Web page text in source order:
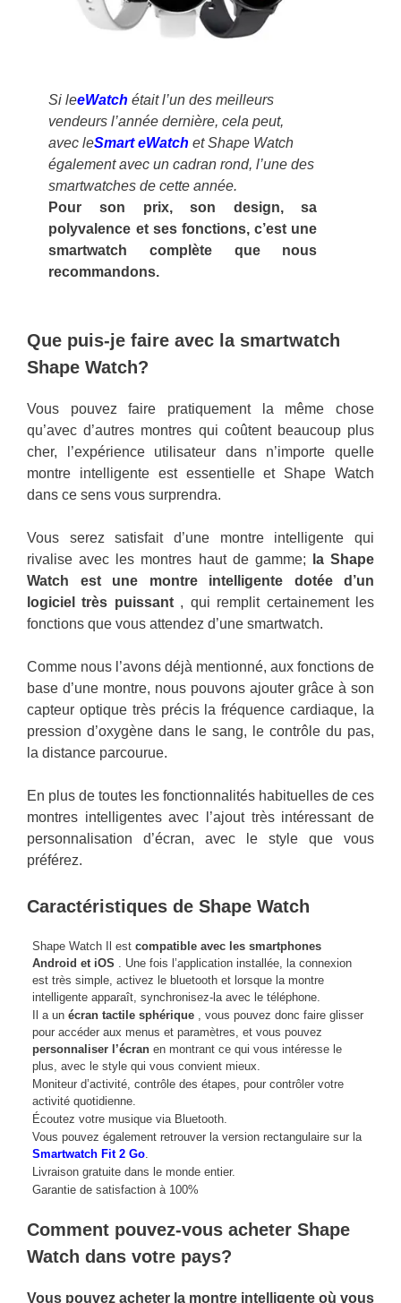
Si leeWatchétait l’un des meilleurs
vendeurs l’année dernière, cela peut,
avec leSmart eWatch et Shape Watch
également avec un cadran rond, l’une des
smartwatches de cette année.
Pour son prix, son design, sa
polyvalence et ses fonctions, c’est une
smartwatch complète que nous
recommandons.
Que puis-je faire avec la smartwatch
Shape Watch?
Vous pouvez faire pratiquement la même chose
qu’avec d’autres montres qui coûtent beaucoup plus
cher, l’expérience utilisateur dans n’importe quelle
montre intelligente est essentielle et Shape Watch
dans ce sens vous surprendra.
Vous serez satisfait d’une montre intelligente qui
rivalise avec les montres haut de gamme;
la Shape
Watch est une montre intelligente dotée d’un
logiciel très puissant , qui remplit certainement les
fonctions que vous attendez d’une smartwatch.
Comme nous l’avons déjà mentionné, aux fonctions de
base d’une montre, nous pouvons ajouter grâce à son
capteur optique très précis la fréquence cardiaque, la
pression d’oxygène dans le sang, le contrôle du pas,
la distance parcourue.
En plus de toutes les fonctionnalités habituelles de ces
montres intelligentes avec l’ajout très intéressant de
personnalisation d’écran, avec le style que vous
préférez.
Caractéristiques de Shape Watch
Shape Watch Il est compatible avec les smartphones
Android et iOS
. Une fois l’application installée, la connexion
est très simple, activez le bluetooth et lorsque la montre
intelligente apparaît, synchronisez-la avec le téléphone.
Il a un écran tactile sphérique
, vous pouvez donc faire glisser
pour accéder aux menus et paramètres, et vous pouvez
personnaliser l’écran en montrant ce qui vous intéresse le
plus, avec le style qui vous convient mieux.
Moniteur d’activité, contrôle des étapes, pour contrôler votre
activité quotidienne.
Écoutez votre musique via Bluetooth.
Vous pouvez également retrouver la version rectangulaire sur la
Smartwatch Fit 2 Go
Livraison gratuite dans le monde entier.
Garantie de satisfaction à 100%
Comment pouvez-vous acheter Shape
Watch dans votre pays?
Vous pouvez acheter la montre intelligente où vous